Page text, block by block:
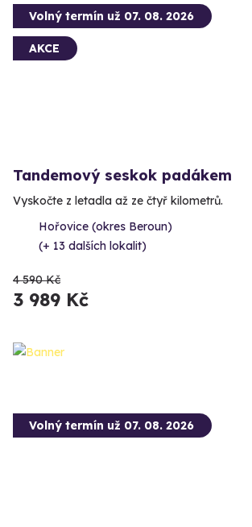
Volný termín už 07. 08. 2026
AKCE
Tandemový seskok padákem
Vyskočte z letadla až ze čtyř kilometrů.
Hořovice (okres Beroun)
(+ 13 dalších lokalit)
4 590 Kč
3 989 Kč
Volný termín už 07. 08. 2026